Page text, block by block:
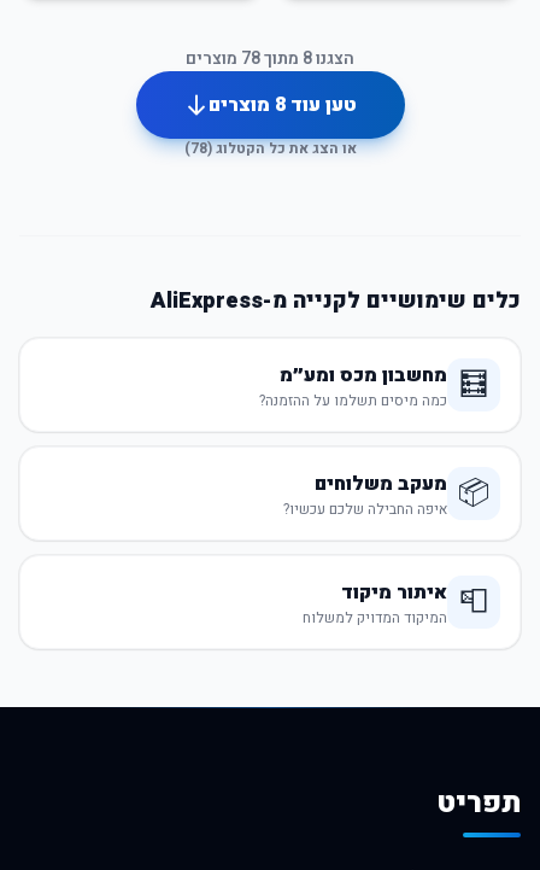
הצגנו8 מתוך78 מוצרים
טען עוד8 מוצרים
או הצג את כל הקטלוג (78
)
כלים שימושיים לקנייה מ-AliExpress
🧮 מחשבון מכס ומע״מ
כמה מיסים תשלמו על ההזמנה?
📦 מעקב משלוחים
איפה החבילה שלכם עכשיו?
📮 איתור מיקוד
המיקוד המדויק למשלוח
תפריט